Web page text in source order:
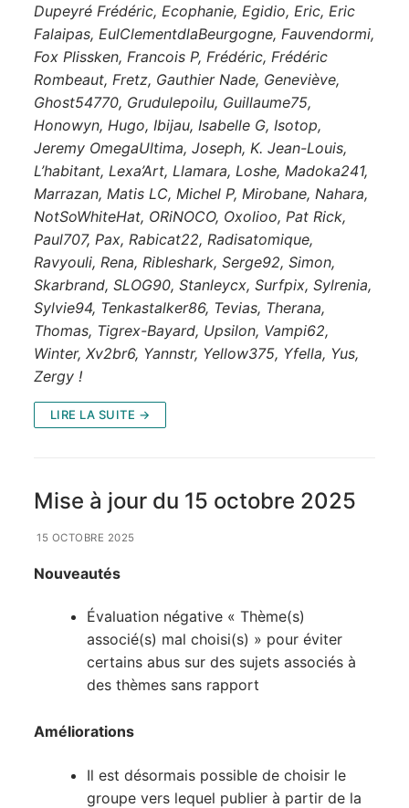
Dupeyré Frédéric, Ecophanie, Egidio, Eric, Eric
Falaipas, EulClementdlaBeurgogne, Fauvendormi,
Fox Plissken, Francois P, Frédéric, Frédéric
Rombeaut, Fretz, Gauthier Nade, Geneviève,
Ghost54770, Grudulepoilu, Guillaume75,
Honowyn, Hugo, Ibijau, Isabelle G, Isotop,
Jeremy OmegaUltima, Joseph, K. Jean-Louis,
L’habitant, Lexa’Art, Llamara, Loshe, Madoka241,
Marrazan, Matis LC, Michel P, Mirobane, Nahara,
NotSoWhiteHat, ORiNOCO, Oxolioo, Pat Rick,
Paul707, Pax, Rabicat22, Radisatomique,
Ravyouli, Rena, Ribleshark, Serge92, Simon,
Skarbrand, SLOG90, Stanleycx, Surfpix, Sylrenia,
Sylvie94, Tenkastalker86, Tevias, Therana,
Thomas, Tigrex-Bayard, Upsilon, Vampi62,
Winter, Xv2br6, Yannstr, Yellow375, Yfella, Yus,
Zergy !
LIRE LA SUITE →
Mise à jour du 15 octobre 2025
15 OCTOBRE 2025
Nouveautés
Évaluation négative « Thème(s)
associé(s) mal choisi(s) » pour éviter
certains abus sur des sujets associés à
des thèmes sans rapport
Améliorations
Il est désormais possible de choisir le
groupe vers lequel publier à partir de la